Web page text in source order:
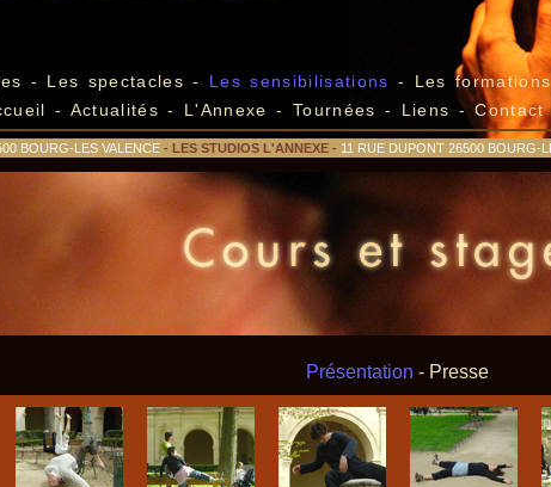
- Les spectacles- Les sensibilisations - Les
- Actualités - L'Annexe - Tournées - Liens -Contact
BOURG-LES VALENCE- LES STUDIOS L'ANNEXE - 11 RUE DUPONT 26500 BOURG-
Présentation - Presse